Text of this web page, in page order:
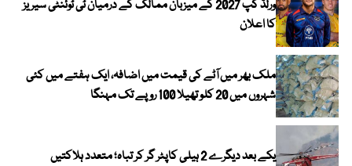
ورلڈ کپ 2027 کے میزبان ممالک کے درمیان ٹی ٹوئنٹی سیریز
کا اعلان
ملک بھر میں آٹے کی قیمت میں اضافہ، ایک ہفتے میں کئی
شہروں میں 20 کلو تھیلا 100 روپے تک مہنگا
یکے بعد دیگرے 2 ہیلی کاپٹر گر کر تباہ؛ متعدد ہلاکتیں